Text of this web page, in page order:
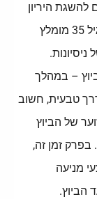
היריון
טבעי ובמקרים בהם האישה היא מעל גיל 35 מומלץ
– במהלך
טבעית, חשוב
של הביוץ
בפרק זמן זה,
מניעה
הביוץ.